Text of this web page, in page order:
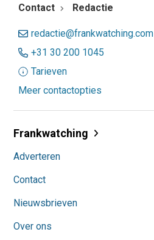
Contact Redactie
redactie@frankwatching.com
+31 30 200 1045
Tarieven
Meer contactopties
Frankwatching
Adverteren
Contact
Nieuwsbrieven
Over ons